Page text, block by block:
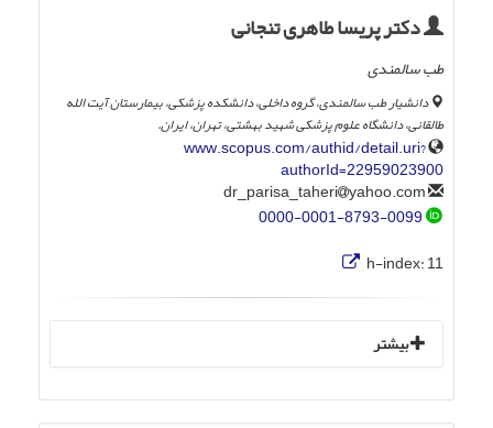
دکتر پریسا طاهری تنجانی
طب سالمندی
دانشیار طب سالمندی، گروه داخلی، دانشکده پزشکی، بیمارستان آیت الله
طالقانی، دانشگاه علوم پزشکی شهید بهشتی، تهران، ایران.
www.scopus.com/authid/detail.uri?
authorId=22959023900
yahoo.com
0000-0001-8793-0099
h-index:11
بیشتر